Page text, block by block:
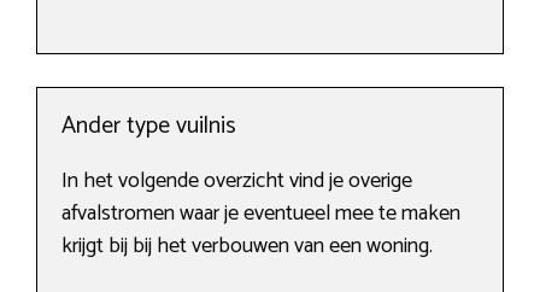
Ander type vuilnis
In het volgende overzicht vind je overige
afvalstromen waar je eventueel mee te maken
krijgt bij bij het verbouwen van een woning.